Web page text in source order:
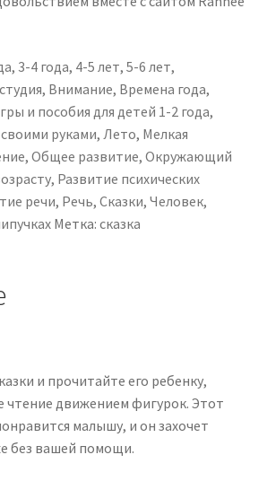
, 3-4 года, 4-5 лет, 5-6 лет,
, Внимание, Времена года,
и пособия для детей 1-2 года,
руками, Лето, Мелкая
, Общее развитие, Окружающий
, Развитие психических
речи, Речь, Сказки, Человек,
Метка: сказка
и прочитайте его ребенку,
чтение движением фигурок. Этот
малышу, и он захочет
без вашей помощи.